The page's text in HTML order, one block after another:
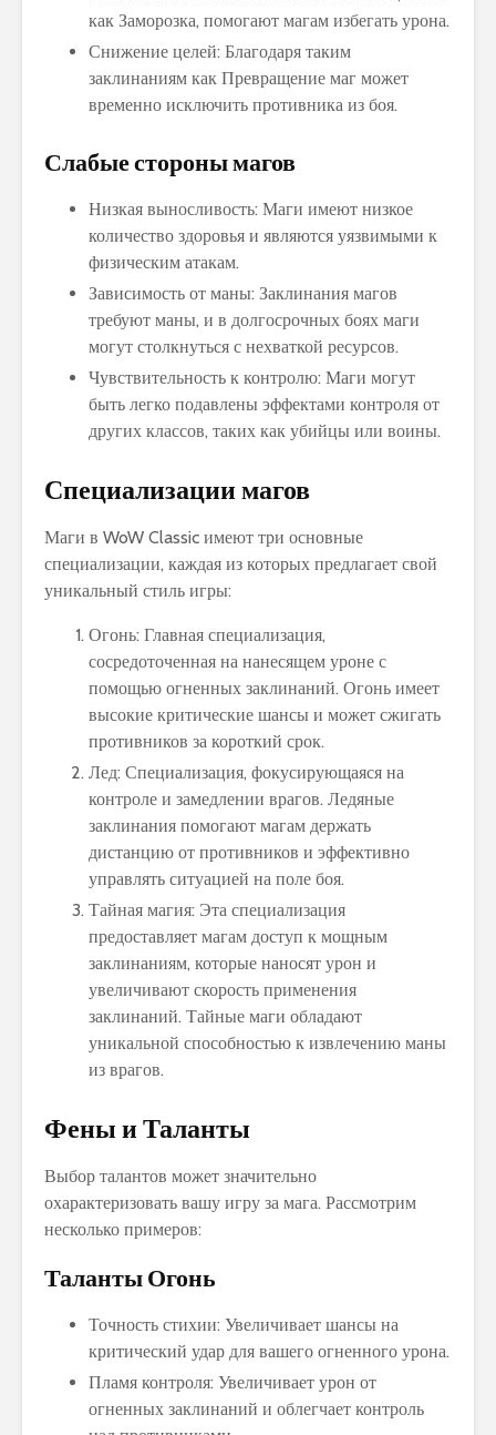
как Заморозка, помогают магам избегать урона.
Снижение целей: Благодаря таким
заклинаниям как Превращение маг может
временно исключить противника из боя.
Слабые стороны магов
Низкая выносливость: Маги имеют низкое
количество здоровья и являются уязвимыми к
физическим атакам.
Зависимость от маны: Заклинания магов
требуют маны, и в долгосрочных боях маги
могут столкнуться с нехваткой ресурсов.
Чувствительность к контролю: Маги могут
быть легко подавлены эффектами контроля от
других классов, таких как убийцы или воины.
Специализации магов
Маги в WoW Classic имеют три основные
специализации, каждая из которых предлагает свой
уникальный стиль игры:
Огонь: Главная специализация,
сосредоточенная на нанесящем уроне с
помощью огненных заклинаний. Огонь имеет
высокие критические шансы и может сжигать
противников за короткий срок.
Лед: Специализация, фокусирующаяся на
контроле и замедлении врагов. Ледяные
заклинания помогают магам держать
дистанцию от противников и эффективно
управлять ситуацией на поле боя.
Тайная магия: Эта специализация
предоставляет магам доступ к мощным
заклинаниям, которые наносят урон и
увеличивают скорость применения
заклинаний. Тайные маги обладают
уникальной способностью к извлечению маны
из врагов.
Фены и Таланты
Выбор талантов может значительно
охарактеризовать вашу игру за мага. Рассмотрим
несколько примеров:
Таланты Огонь
Точность стихии: Увеличивает шансы на
критический удар для вашего огненного урона.
Пламя контроля: Увеличивает урон от
огненных заклинаний и облегчает контроль